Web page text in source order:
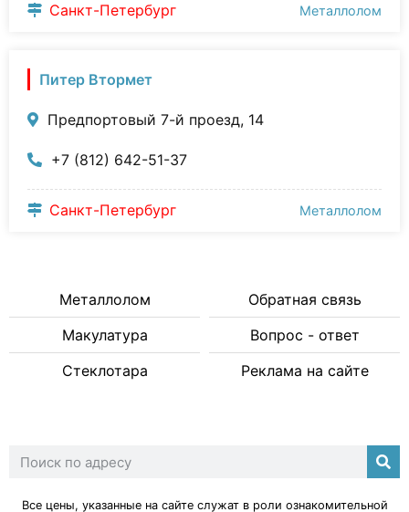
Санкт-Петербург Металлолом
Питер Втормет
Предпортовый 7-й проезд, 14
+7 (812) 642-51-37
Санкт-Петербург Металлолом
Металлолом
Макулатура
Стеклотара
Обратная связь
Вопрос - ответ
Реклама на сайте
Все цены, указанные на сайте служат в роли ознакомительной